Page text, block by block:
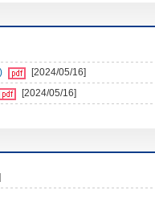
[2024/05/16]
[2024/05/16]